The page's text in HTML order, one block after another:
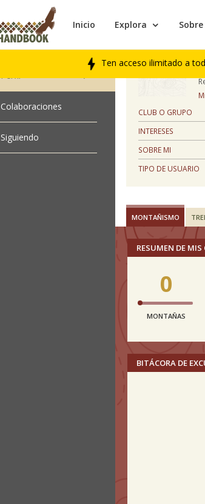
Inicio Explora
Ten acceso ilimitado a
Alfredo Diaz
Perfil
Colaboraciones
Siguiendo
PERFIL
CLUB O GRUPO
INTERESES
SOBRE MI
TIPO DE USUARIO
MONTAÑISMO
RESUMEN DE MIS
0
MONTAÑAS
BITÁCORA DE